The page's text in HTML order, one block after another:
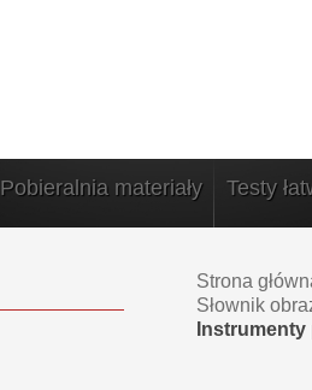
Pobieralnia materiały Testy
Strona
Słownik